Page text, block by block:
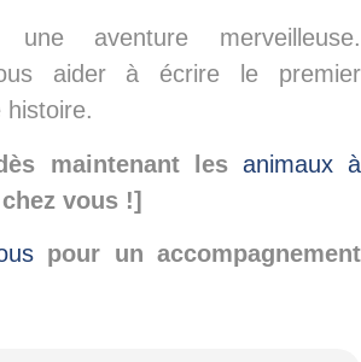
une aventure merveilleuse.
aider à écrire le premier
histoire.
maintenant les animaux à
vous !]
pour un accompagnement